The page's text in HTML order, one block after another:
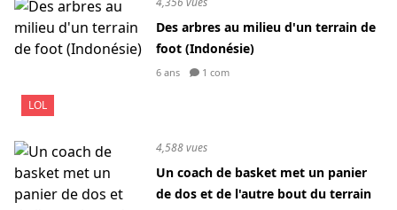
LOL
Des arbres au milieu d'un terrain de
foot (Indonésie)
6 ans 1 com
4,588 vues
Un coach de basket met un panier
de dos et de l'autre bout du terrain